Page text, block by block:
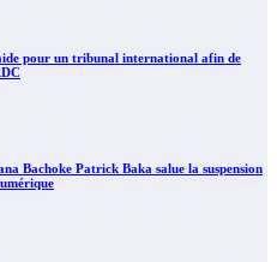
pour un tribunal international afin de
Bachoke Patrick Baka salue la suspension